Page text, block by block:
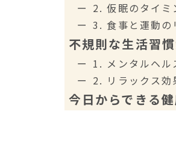
2. 仮眠のタイミ
3. 食事と運動の
不規則な生活習
1. メンタルヘル
2. リラックス効
今日からできる